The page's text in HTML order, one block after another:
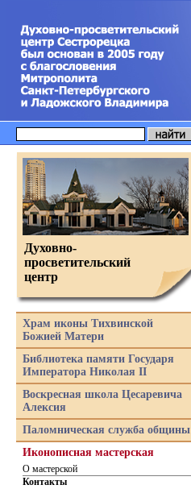
Духовно-
просветительский
центр
Храм иконы Тихвинской
Божией Матери
Библиотека памяти Государя
Императора Николая II
Воскресная школа Цесаревича
Алексия
Паломническая служба общины
Иконописная мастерская
О мастерской
Контакты